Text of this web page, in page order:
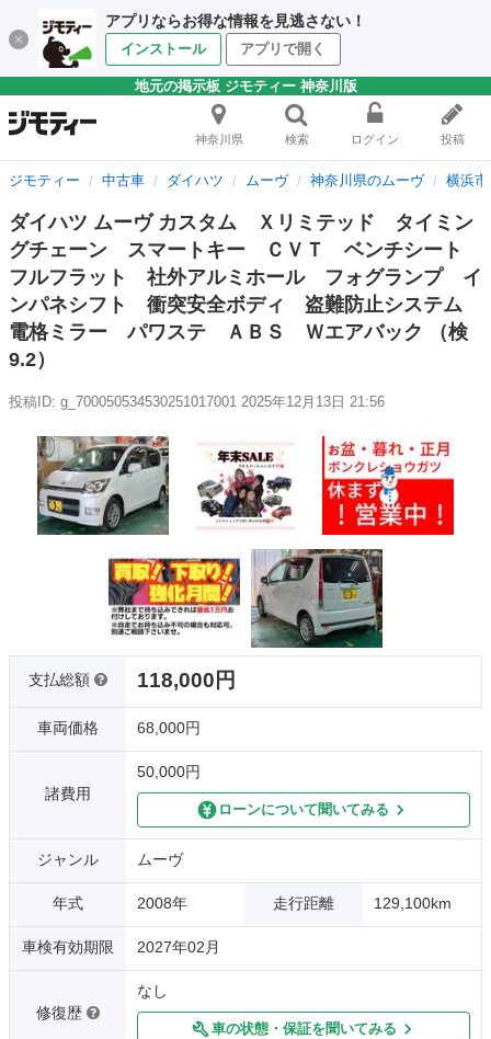
アプリならお得な情報を見逃さない！
インストール アプリで開く
地元の掲示板 ジモティー 神奈川版
神奈川県 検索 ログイン 投稿
ジモティー 中古車 ダイハツ ムーヴ 神奈川県のムーヴ 横浜
ダイハツ ムーヴ カスタム Ｘリミテッド タイミン
グチェーン スマートキー ＣＶＴ ベンチシート
フルフラット 社外アルミホール フォグランプ イ
ンパネシフト 衝突安全ボディ 盗難防止システム
電格ミラー パワステ ＡＢＳ Ｗエアバック （検
9.2）
投稿ID: g_700050534530251017001 2025年12月13日 21:56
支払総額 118,000円
車両価格 68,000円
諸費用
50,000円
ローンについて聞いてみる
ジャンル ムーヴ
年式 2008年 走行距離 129,100km
車検有効期限 2027年02月
修復歴
なし
車の状態・保証を聞いてみる